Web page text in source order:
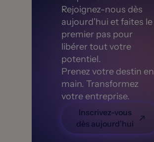
Rejoignez-nous dès
aujourd'hui et faites le
premier pas pour
libérer tout votre
potentiel.
Prenez votre destin en
main. Transformez
votre entreprise.
Inscrivez-vous
dès aujourd'hui